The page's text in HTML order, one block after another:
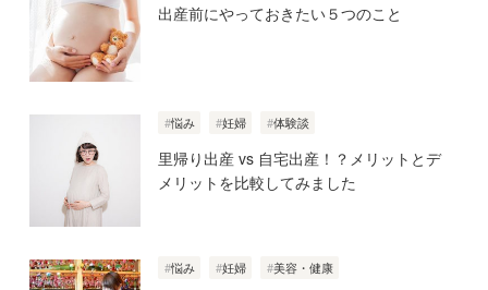
出産前にやっておきたい５つのこと
悩み 妊婦 体験談
里帰り出産 vs 自宅出産！？メリットとデ
メリットを比較してみました
悩み 妊婦 美容・健康